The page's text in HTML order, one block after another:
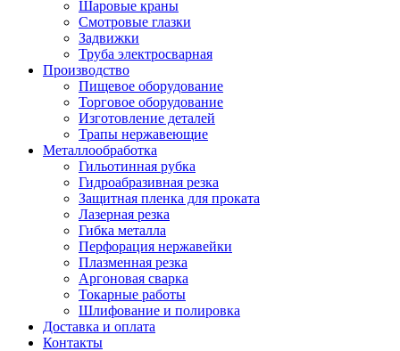
Шаровые краны
Смотровые глазки
Задвижки
Труба электросварная
Производство
Пищевое оборудование
Торговое оборудование
Изготовление деталей
Трапы нержавеющие
Металлообработка
Гильотинная рубка
Гидроабразивная резка
Защитная пленка для проката
Лазерная резка
Гибка металла
Перфорация нержавейки
Плазменная резка
Аргоновая сварка
Токарные работы
Шлифование и полировка
Доставка и оплата
Контакты